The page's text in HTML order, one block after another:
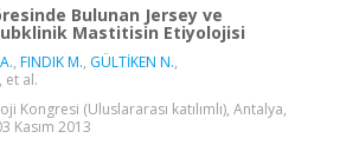
Bulunan Jersey ve
Mastitisin Etiyolojisi
, FINDIK M., GÜLTİKEN N.,
, et al.
Kongresi (Uluslararası katılımlı), Antalya,
Kasım 2013